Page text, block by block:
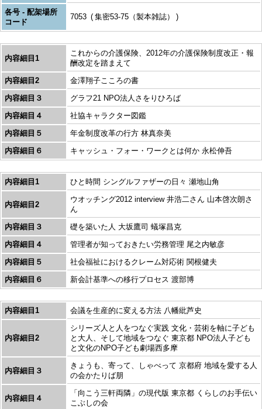
各号 - 配架場所
コード
7053 集密53-75（製本雑誌）
内容細目1
これからの介護保険、2012年の介護保険制度改正・報
酬改定を踏まえて
内容細目2
金澤翔子こころの書
内容細目３
グラフ21 NPO法人さをりひろば
内容細目４
社協キャラクター図鑑
内容細目５
年金制度改革の行方 林真奈美
内容細目６
キャッシュ・フォー・ワークとは何か 永松伸吾
内容細目1 ひと時間 シングルファザーの日々 瀬地山角
内容細目2
ウオッチング2012 interview 井浩二さん 山本啓次朗さ
ん
内容細目３
礎を築いた人 大坂鷹司 蟻塚昌克
内容細目４
管理者が知っておきたい労務管理 尾之内敏彦
内容細目５
社会福祉におけるクレーム対応術 関根健夫
内容細目６
新会計基準への移行プロセス 渡部博
内容細目1 会議を生産的に変える方法 八幡紕芦史
内容細目2
シリーズ人と人をつなぐ実践 文化・芸術を軸に子ども
と大人、そして地域をつなぐ 東京都 NPO法人子ども
と文化のNPO子ども劇場西多摩
内容細目３
きょうも、寄って、しゃべって 京都府 地域を愛する人
の会かたりば朋
内容細目４
「向こう三軒両隣」の現代版 東京都 くらしのお手伝い
こぶしの会